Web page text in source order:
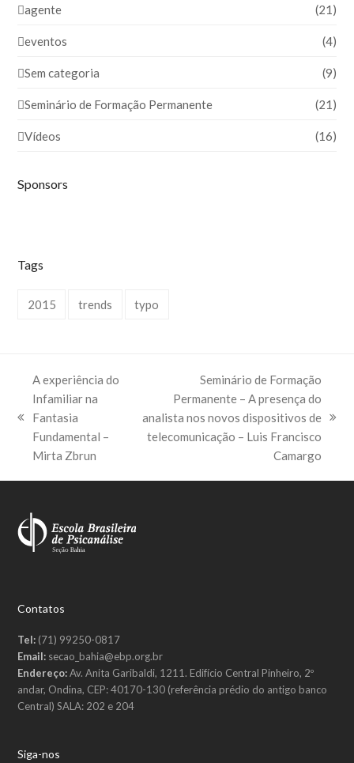
agente (21)
eventos (4)
Sem categoria (9)
Seminário de Formação Permanente (21)
Vídeos (16)
Sponsors
Tags
2015 trends typo
previous
post:
A experiência do
Infamiliar na
Fantasia
Fundamental –
Mirta Zbrun
next
post:
Seminário de Formação
Permanente – A presença do
analista nos novos dispositivos de
telecomunicação – Luis Francisco
Camargo
Contatos
Tel: (71) 99250-0817
Email: secao_bahia@ebp.org.br
Endereço:Av. Anita Garibaldi, 1211. Edifício Central Pinheiro, 2º
andar, Ondina, CEP: 40170-130 (referência prédio do antigo banco
Central) SALA: 202 e 204
Siga-nos